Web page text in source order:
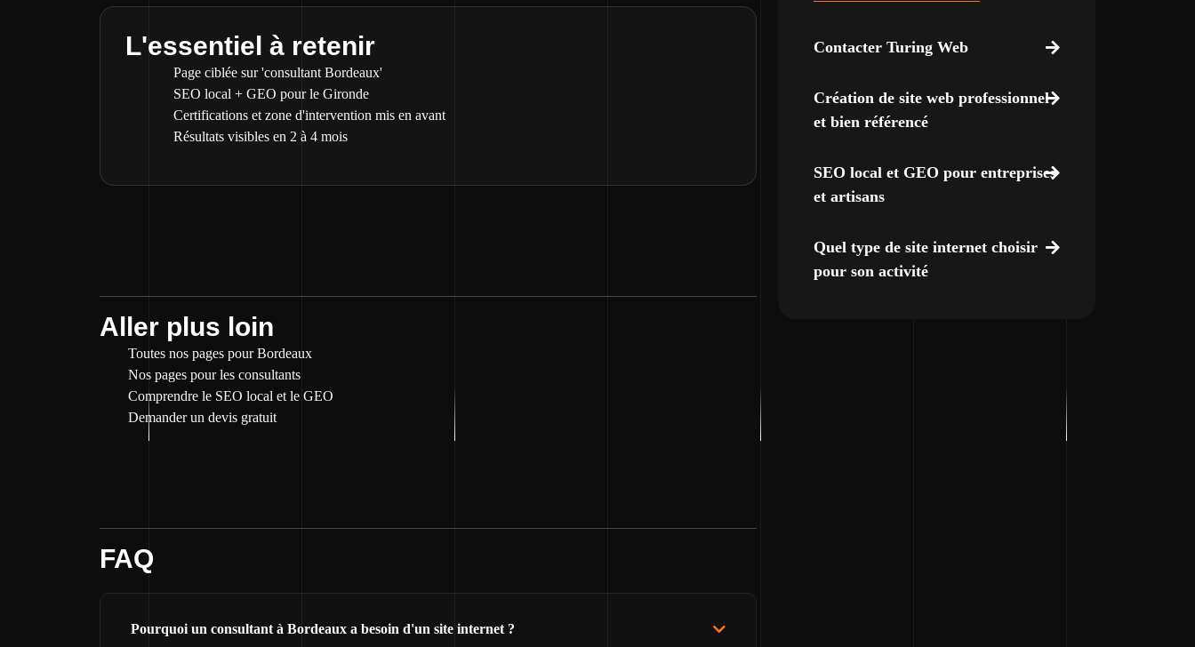
L'essentiel à retenir
Page ciblée sur 'consultant Bordeaux'
SEO local + GEO pour le Gironde
Certifications et zone d'intervention mis en avant
Résultats visibles en 2 à 4 mois
Aller plus loin
Toutes nos pages pour Bordeaux
Nos pages pour les consultants
Comprendre le SEO local et le GEO
Demander un devis gratuit
FAQ
Pourquoi un consultant à Bordeaux a besoin d'un site internet ?
Contacter Turing Web
Création de site web professionnel
et bien référencé
SEO local et GEO pour entreprises
et artisans
Quel type de site internet choisir
pour son activité